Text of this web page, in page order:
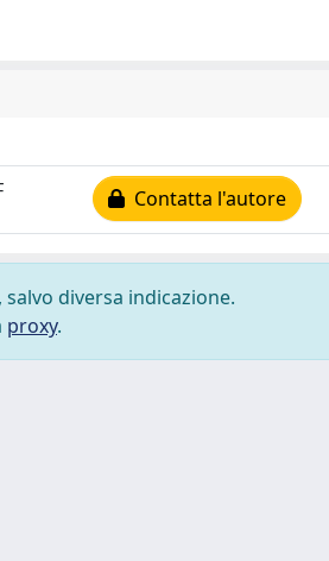
Contatta l'autore
diversa indicazione.
proxy.